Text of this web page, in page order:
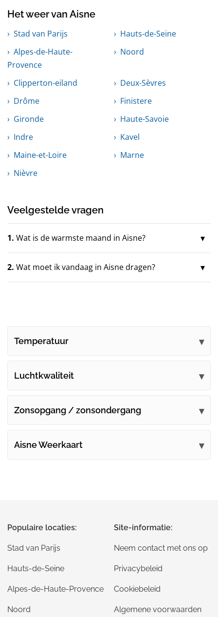
Het weer van Aisne
Stad van Parijs
Hauts-de-Seine
Alpes-de-Haute-
Provence
Noord
Clipperton-eiland
Deux-Sèvres
Drôme
Finistere
Gironde
Haute-Savoie
Indre
Kavel
Maine-et-Loire
Marne
Nièvre
Veelgestelde vragen
1. Wat is de warmste maand in Aisne?
2. Wat moet ik vandaag in Aisne dragen?
Temperatuur
Luchtkwaliteit
Zonsopgang / zonsondergang
Aisne Weerkaart
Populaire locaties:
Stad van Parijs
Hauts-de-Seine
Alpes-de-Haute-Provence
Noord
Site-informatie:
Neem contact met ons op
Privacybeleid
Cookiebeleid
Algemene voorwaarden